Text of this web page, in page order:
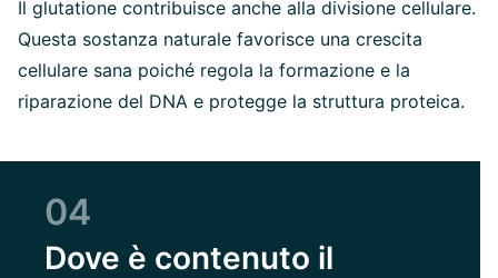
Il glutatione contribuisce anche alla divisione cellulare.
Questa sostanza naturale favorisce una crescita
cellulare sana poiché regola la formazione e la
riparazione del DNA e protegge la struttura proteica.
04
Dove è contenuto il